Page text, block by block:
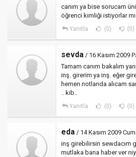
canım ya bise sorucam
öğrenci kimliği istiyorlar
Yanıtla (0) (0)
sevda / 16 Kasım 2009
Tamam canım bakalım
inş. girerim ya inş. eğer
hemen notlarıda alıcam
.. kib..
Yanıtla (0) (0)
eda / 14 Kasım 2009
inş girebilirsin sewdacım
mutlaka bana haber ver